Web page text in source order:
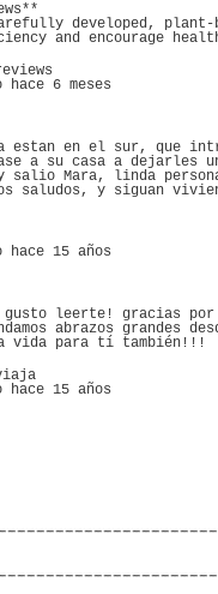
developed, plant-
and encourage
hace 6 meses
estan en el sur, que
a su casa a dejarles
salio Mara, linda
saludos, y siguan
hace 15 años
gusto leerte! gracias
abrazos grandes
vida para tí también!!!
hace 15 años